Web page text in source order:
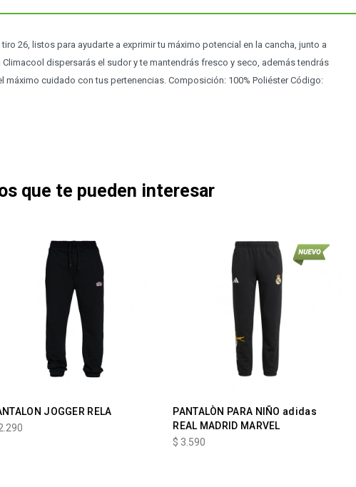
26, listos para ayudarte a exprimir tu máximo potencial en la cancha, junto a
dispersarás el sudor y te mantendrás fresco y seco, además tendrás
máximo cuidado con tus pertenencias. Composición: 100% Poliéster Código:
que te pueden interesar
JOGGER RELA
PANTALÒN PARA NIÑO adidas
REAL MADRID MARVEL
$ 3.590